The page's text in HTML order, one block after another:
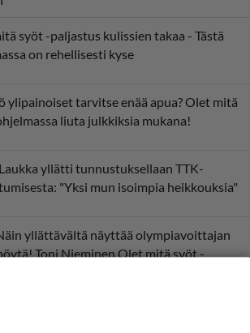
syöt -paljastus kulissien takaa - Tästä
on rehellisesti kyse
ylipainoiset tarvitse enää apua? Olet mitä
liuta julkkiksia mukana!
yllätti tunnustuksellaan TTK-
"Yksi mun isoimpia heikkouksia"
yllättävältä näyttää olympiavoittajan
Toni Nieminen Olet mitä syöt -